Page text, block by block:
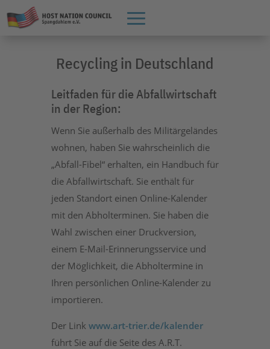
Recycling in Deutschland
Leitfaden für die Abfallwirtschaft
in der Region:
Wenn Sie außerhalb des Militärgeländes
wohnen, haben Sie wahrscheinlich die
„Abfall-Fibel“ erhalten, ein Handbuch für
die Abfallwirtschaft. Sie enthält für
jeden Standort einen Online-Kalender
mit den Abholterminen. Sie haben die
Wahl zwischen einer Druckversion,
einem E-Mail-Erinnerungsservice und
der Möglichkeit, die Abholtermine in
Ihren persönlichen Online-Kalender zu
importieren.
Der Link www.art-trier.de/kalender
führt Sie auf die Seite des A.R.T.